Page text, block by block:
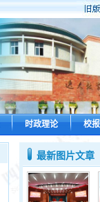
时政理论 校
最新图片文章